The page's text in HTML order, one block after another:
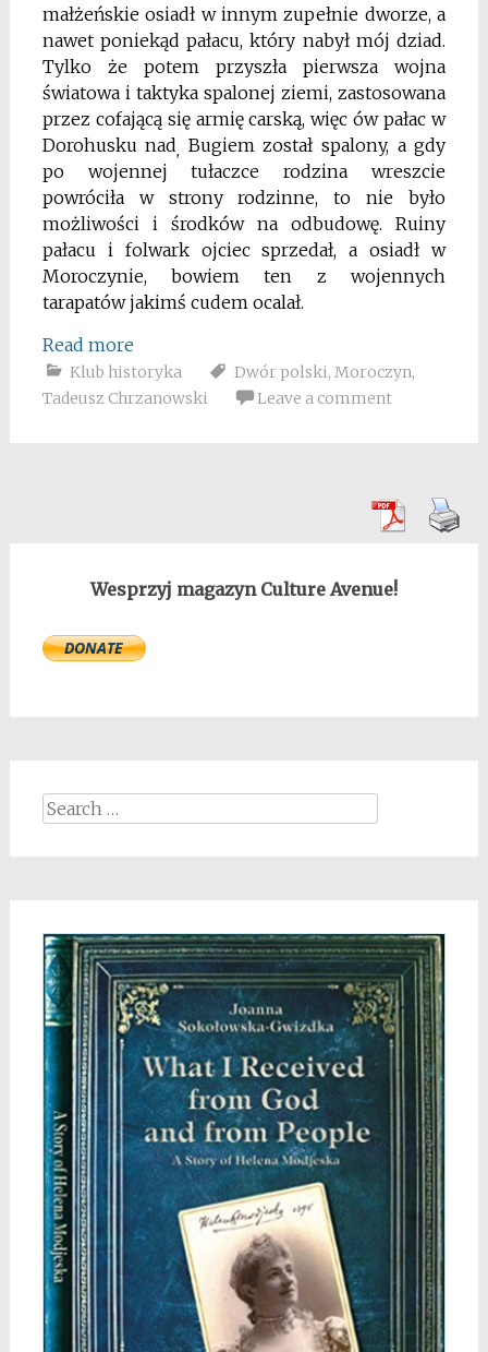
małżeńskie osiadł w innym zupełnie dworze, a
nawet poniekąd pałacu, który nabył mój dziad.
Tylko że potem przyszła pierwsza wojna
światowa i taktyka spalonej ziemi, zastosowana
przez cofającą się armię carską, więc ów pałac w
Dorohusku nad Bugiem został spalony, a gdy
po wojennej tułaczce rodzina wreszcie
powróciła w strony rodzinne, to nie było
możliwości i środków na odbudowę. Ruiny
pałacu i folwark ojciec sprzedał, a osiadł w
Moroczynie, bowiem ten z wojennych
tarapatów jakimś cudem ocalał.
Read more
Klub historyka Dwór polski, Moroczyn,
Tadeusz Chrzanowski
Leave a comment
Wesprzyj magazyn Culture Avenue!
Search
for: